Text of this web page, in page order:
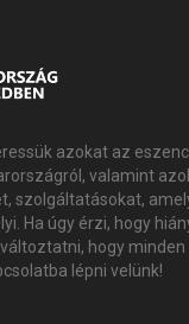
azokat az
valamint
szolgáltatásokat,
Ha úgy érzi, hogy
hogy
lépni velünk!